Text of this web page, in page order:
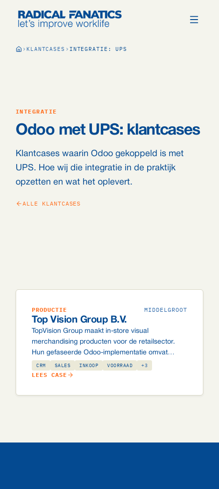
KLANTCASES INTEGRATIE: UPS
INTEGRATIE
Odoo met UPS: klantcases
Klantcases waarin Odoo gekoppeld is met
UPS. Hoe wij die integratie in de praktijk
opzetten en wat het oplevert.
ALLE KLANTCASES
PRODUCTIE MIDDELGROOT
Top Vision Group B.V.
TopVision Group maakt in-store visual
merchandising producten voor de retailsector.
Hun gefaseerde Odoo-implementatie omvat
verkoop, inkoop, magazijn, productie en een
uitgebreid maatwerk labelsysteem met ZPL- en
planning.
CRM SALES INKOOP VOORRAAD +3
LEES CASE